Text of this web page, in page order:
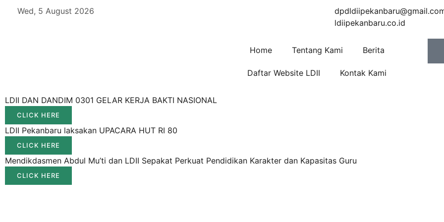
Wed, 5 August 2026
ldiipekanbaru.co.id
Home Tentang Kami Berita
Daftar Website LDII Kontak Kami
LDII DAN DANDIM 0301 GELAR KERJA BAKTI NASIONAL
CLICK HERE
LDII Pekanbaru laksakan UPACARA HUT RI 80
CLICK HERE
Mendikdasmen Abdul Mu’ti dan LDII Sepakat Perkuat Pendidikan Karakter dan Kapasitas Guru
CLICK HERE